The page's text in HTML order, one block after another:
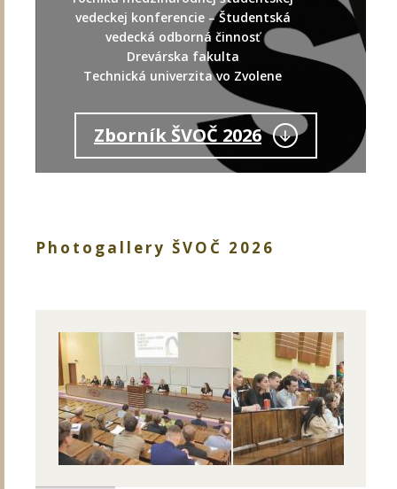
vedeckej konferencie – Študentská
vedecká odborná činnosť
Drevárska fakulta
Technická univerzita vo Zvolene
Zborník ŠVOČ 2026
Photogallery ŠVOČ 2026